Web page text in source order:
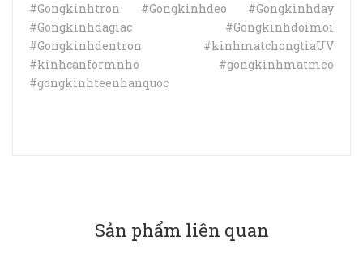
#Gongkinhtron #Gongkinhdeo #Gongkinhday
#Gongkinhdagiac #Gongkinhdoimoi
#Gongkinhdentron #kinhmatchongtiaUV
#kinhcanformnho #gongkinhmatmeo
#gongkinhteenhanquoc
Sản phẩm liên quan